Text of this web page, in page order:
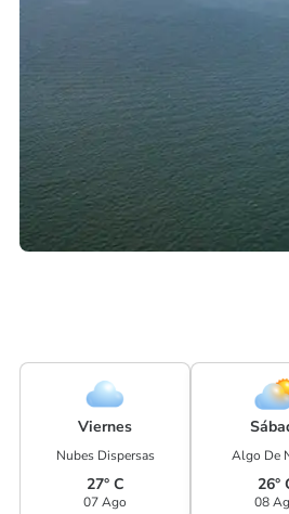
Viernes
Nubes Dispersas
27° C
07 Ago
Algo De
26°
08